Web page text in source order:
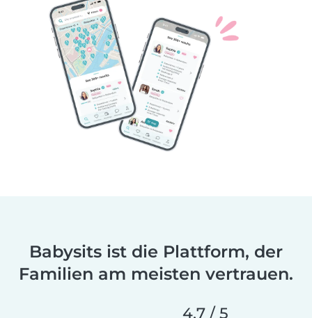
Babysits ist die Plattform, der
Familien am meisten vertrauen.
4,7 / 5